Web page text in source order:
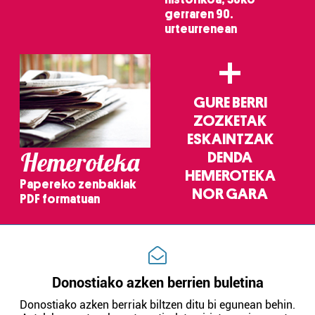
gerraren 90.
urteurrenean
Hemeroteka
Papereko zenbakiak
PDF formatuan
+
GURE BERRI
ZOZKETAK
ESKAINTZAK
DENDA
HEMEROTEKA
NOR GARA
Donostiako azken berrien buletina
Donostiako azken berriak biltzen ditu bi egunean behin.